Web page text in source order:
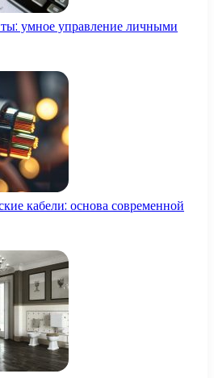
умное управление личными
кабели: основа современной